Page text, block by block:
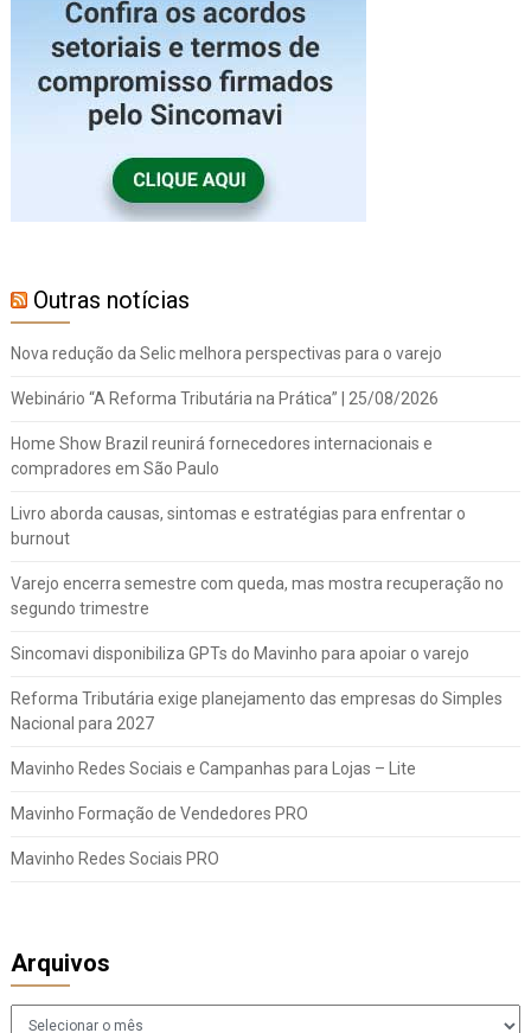
Outras notícias
Nova redução da Selic melhora perspectivas para o varejo
Webinário “A Reforma Tributária na Prática” | 25/08/2026
Home Show Brazil reunirá fornecedores internacionais e
compradores em São Paulo
Livro aborda causas, sintomas e estratégias para enfrentar o
burnout
Varejo encerra semestre com queda, mas mostra recuperação no
segundo trimestre
Sincomavi disponibiliza GPTs do Mavinho para apoiar o varejo
Reforma Tributária exige planejamento das empresas do Simples
Nacional para 2027
Mavinho Redes Sociais e Campanhas para Lojas – Lite
Mavinho Formação de Vendedores PRO
Mavinho Redes Sociais PRO
Arquivos
Arquivos